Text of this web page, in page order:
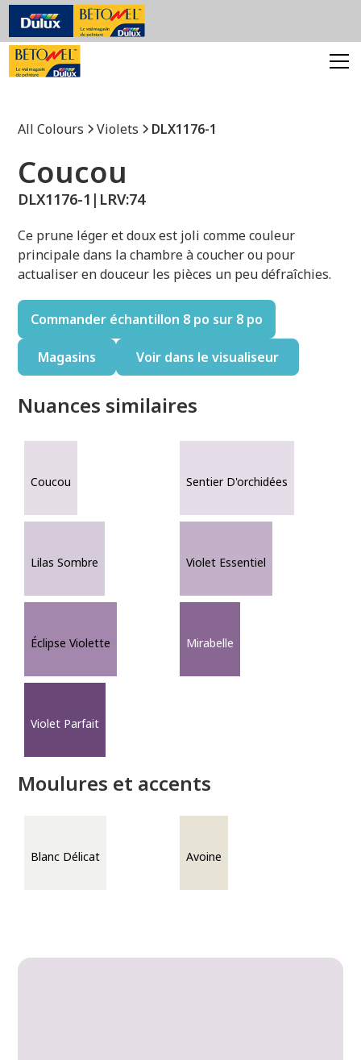
All Colours Violets DLX1176-1
Coucou
DLX1176-1 | LRV:74
Ce prune léger et doux est joli comme couleur
principale dans la chambre à coucher ou pour
actualiser en douceur les pièces un peu défraîchies.
Commander échantillon 8 po sur 8 po
Magasins Voir dans le visualiseur
Nuances similaires
Coucou Sentier D'orchidées
Lilas Sombre Violet Essentiel
Éclipse Violette Mirabelle
Violet Parfait
Moulures et accents
Blanc Délicat Avoine